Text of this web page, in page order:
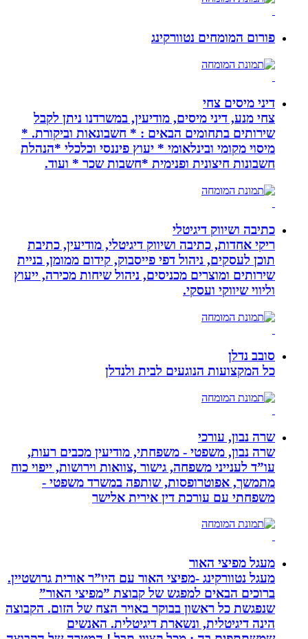
פורום המומחים נטוורקינג
דיני מיסים צחי
צחי מנע, דיני מיסים, מודיעין, במשרדנו ניתן לקבל
שירותים בתחומים הבאים : * חשבונאות וביקורת. *
מיסוי מקומי ובינלאומי * יעוץ פיננסי וכלכלי *הנהלת
חשבונות חיצונית ופנימית *חשבות שכר * ועוד.
כתיבה ושיווק דיגיטלי
ריקי אחדות, כתיבה ושיווק דיגיטלי, מודיעין, כתיבת
תוכן לעסקים, ניהול דפי פייסבוק, קידום ממומן, בניית
שירותים ומוצרים מכניסים, ניהול שיחות מכירה, ייעוץ
וליווי שיווקי ועסקי.
סובב נדלן
כל המקצועות הנוגעים לבית ולנדלן
שרה נבון, עורכי
שרה נבון, משפטי - משפחתי, מודיעין מכבים רעות,
עו”ד לענייני משפחה, גישור ,צוואות וירושות, ייפוי כוח
מתמשך, אפוטרופסות, שותפה במשרד משפטי -
משפחתי עם עורכת דין אירית אלישר
מעגל מפיצי האור
מעגל נטוורקינג -מפיצי האור עם היו”ר אורית גרושטיין.
ברוכים הבאים למפגש של קבוצת ”מפיצי האור”
שנפגשת כל ראשון בבוקר באויר הצח של הזום. הקבוצה
הינה דיגיטלית, ונשארת דיגיטלית. האנשים